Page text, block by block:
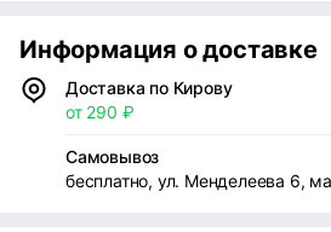
Информация о доставке
Доставка по Кирову
от 290 ₽
Самовывоз
бесплатно, ул. Менделеева 6,